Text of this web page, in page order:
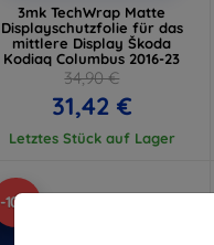
3mk TechWrap Matte
Displayschutzfolie für das
mittlere Display Škoda
Kodiaq Columbus 2016-23
34,90 €
31,42 €
Letztes Stück auf Lager
-10%